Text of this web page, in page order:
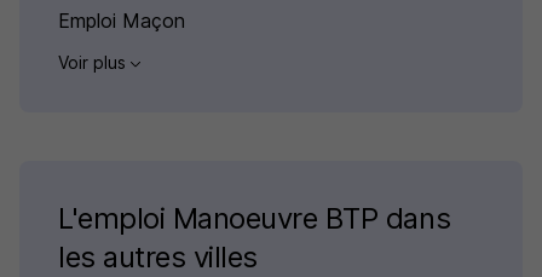
Emploi Maçon
Voir plus
L'emploi Manoeuvre BTP dans
les autres villes